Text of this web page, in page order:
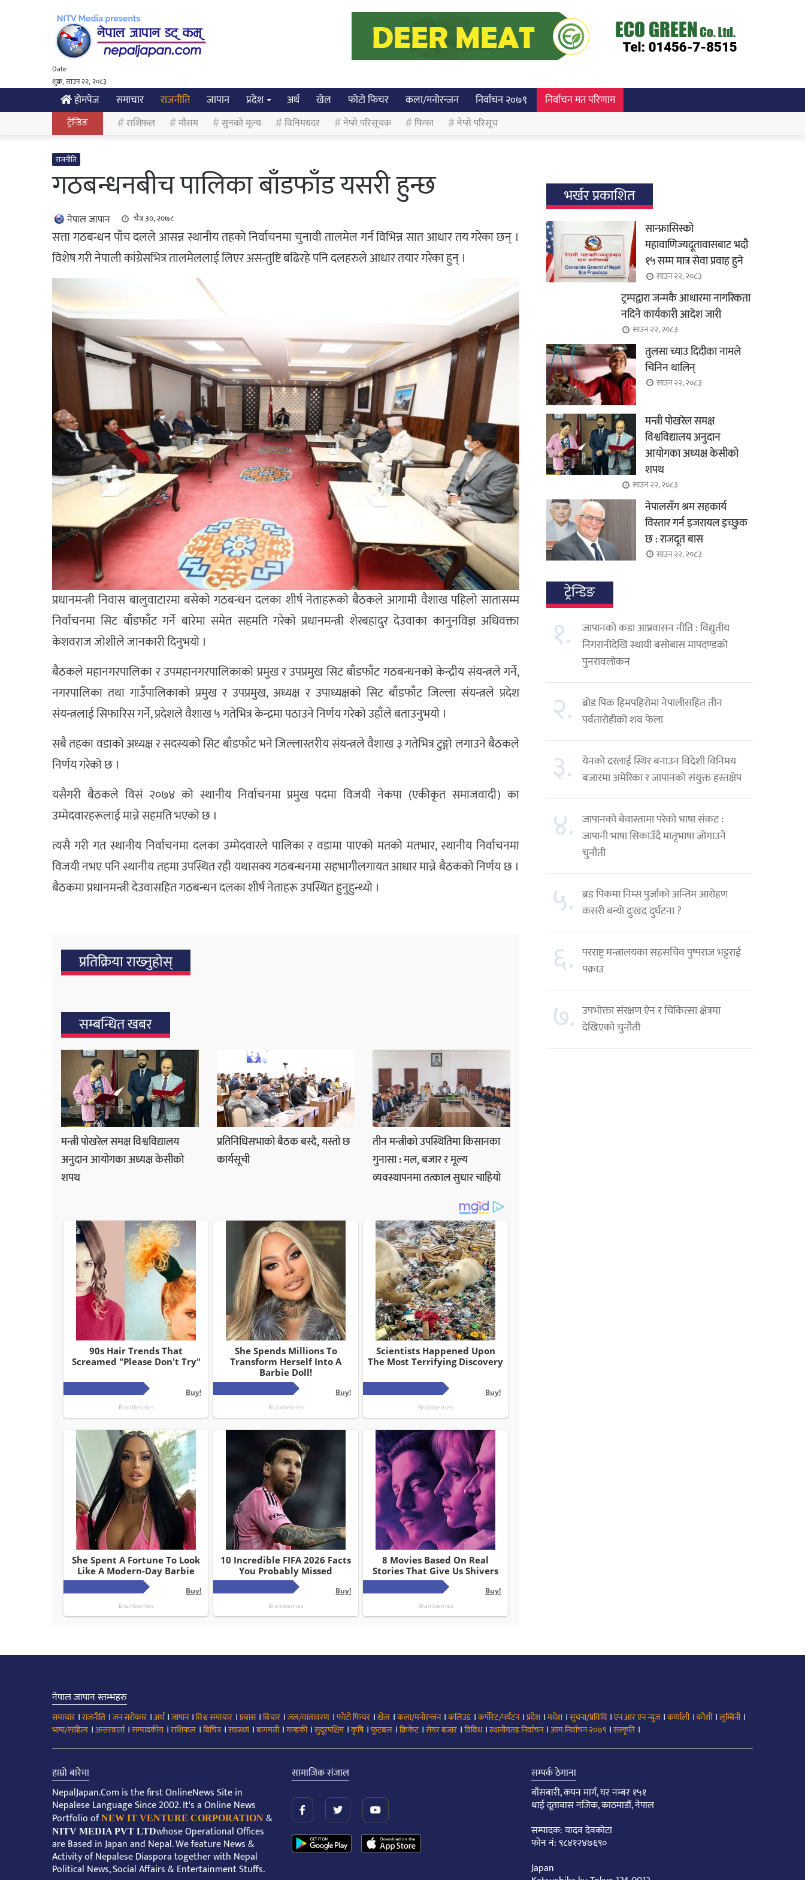
Date
शुक्र, साउन २२, २०८३
होमपेज समाचार राजनीति जापान प्रदेश अर्थ खेल फोटो फिचर कला/मनोरन्जन निर्वाचन २०७९ निर्वाचन मत परिणाम
ट्रेन्डिङ राशिफल मौसम सुनको मूल्य विनिमयदर नेप्से परिसूचक फिफा नेप्से परिसूच
राजनीति
गठबन्धनबीच पालिका बाँडफाँड यसरी हुन्छ
नेपाल जापान चैत्र ३०, २०७८
सत्ता गठबन्धन पाँच दलले आसन्न स्थानीय तहको निर्वाचनमा चुनावी तालमेल गर्न विभिन्न सात आधार तय गरेका छन् ।
विशेष गरी नेपाली कांग्रेसभित्र तालमेललाई लिएर असन्तुष्टि बढिरहे पनि दलहरुले आधार तयार गरेका हुन् ।
प्रधानमन्त्री निवास बालुवाटारमा बसेको गठबन्धन दलका शीर्ष नेताहरूको बैठकले आगामी वैशाख पहिलो सातासम्म
निर्वाचनमा सिट बाँडफाँट गर्ने बारेमा समेत सहमति गरेको प्रधानमन्त्री शेरबहादुर देउवाका कानुनविज्ञ अधिवक्ता
केशवराज जोशीले जानकारी दिनुभयो ।
बैठकले महानगरपालिका र उपमहानगरपालिकाको प्रमुख र उपप्रमुख सिट बाँडफाँट गठबन्धनको केन्द्रीय संयन्त्रले गर्ने,
नगरपालिका तथा गाउँपालिकाको प्रमुख र उपप्रमुख, अध्यक्ष र उपाध्यक्षको सिट बाँडफाँट जिल्ला संयन्त्रले प्रदेश
संयन्त्रलाई सिफारिस गर्ने, प्रदेशले वैशाख ५ गतेभित्र केन्द्रमा पठाउने निर्णय गरेको उहाँले बताउनुभयो ।
सबै तहका वडाको अध्यक्ष र सदस्यको सिट बाँडफाँट भने जिल्लास्तरीय संयन्त्रले वैशाख ३ गतेभित्र टुङ्गो लगाउने बैठकले
निर्णय गरेको छ ।
यसैगरी बैठकले विसं २०७४ को स्थानीय निर्वाचनमा प्रमुख पदमा विजयी नेकपा (एकीकृत समाजवादी) का
उम्मेदवारहरूलाई मान्ने सहमति भएको छ ।
त्यसै गरी गत स्थानीय निर्वाचनमा दलका उम्मेदवारले पालिका र वडामा पाएको मतको मतभार, स्थानीय निर्वाचनमा
विजयी नभए पनि स्थानीय तहमा उपस्थित रही यथासक्य गठबन्धनमा सहभागीलगायत आधार मान्ने बैठकको निर्णय छ ।
बैठकमा प्रधानमन्त्री देउवासहित गठबन्धन दलका शीर्ष नेताहरू उपस्थित हुनुहुन्थ्यो ।
प्रतिक्रिया राख्‍नुहोस्
सम्बन्धित खबर
मन्त्री पोखरेल समक्ष विश्वविद्यालय
अनुदान आयोगका अध्यक्ष केसीको
शपथ
प्रतिनिधिसभाको बैठक बस्दै, यस्तो छ
कार्यसूची
तीन मन्त्रीको उपस्थितिमा किसानका
गुनासा : मल, बजार र मूल्य
व्यवस्थापनमा तत्काल सुधार चाहियो
भर्खर प्रकाशित
सान्फ्रासिस्को
महावाणिज्यदूतावासबाट भदौ
१५ सम्म मात्र सेवा प्रवाह हुने
साउन २२, २०८३
ट्रम्पद्वारा जन्मकै आधारमा नागरिकता
नदिने कार्यकारी आदेश जारी
साउन २२, २०८३
तुलसा च्याउ दिदीका नामले
चिनिन थालिन्
साउन २२, २०८३
मन्त्री पोखरेल समक्ष
विश्वविद्यालय अनुदान
आयोगका अध्यक्ष केसीको
शपथ
साउन २२, २०८३
नेपालसँग श्रम सहकार्य
विस्तार गर्न इजरायल इच्छुक
छ : राजदूत बास
साउन २२, २०८३
ट्रेन्डिङ
१.
जापानको कडा आप्रवासन नीति : विद्युतीय
निगरानीदेखि स्थायी बसोबास मापदण्डको
पुनरावलोकन
२.
ब्रोड पिक हिमपहिरोमा नेपालीसहित तीन
पर्वतारोहीको शव फेला
३.
येनको दरलाई स्थिर बनाउन विदेशी विनिमय
बजारमा अमेरिका र जापानको संयुक्त हस्तक्षेप
४. जापानको बेवास्तामा परेको भाषा संकट :
जापानी भाषा सिकाउँदै मातृभाषा जोगाउने
चुनौती
५. ब्रड पिकमा निम्स पुर्जाको अन्तिम आरोहण
कसरी बन्यो दुःखद दुर्घटना ?
६. परराष्ट्र मन्त्रालयका सहसचिव पुष्पराज भट्टराई
पक्राउ
७. उपभोक्ता संरक्षण ऐन र चिकित्सा क्षेत्रमा
देखिएको चुनौती
नेपाल जापान स्तम्भहरु
समाचार ।राजनीति ।जन सरोकार ।अर्थ।जापान।विश्व समाचार ।प्रबास।बिचार ।जल/वातावरण ।फोटो फिचर ।खेल ।कला/मनोरन्जन।कलिउड।कर्पोरेट/पर्यटन।प्रदेश।मधेश।सूचना/प्रविधि।एन आर एन न्युज।कर्णाली।कोशी।लुम्बिनी।
भाषा/साहित्य ।अन्तरवार्ता।सम्पादकीय ।राशिफल ।बिचित्र।स्वास्थ्य ।बागमती।गण्डकी।सुदूरपश्चिम ।कृषि।फूटबल ।क्रिकेट।सेयर बजार ।विविध।स्थानीयतह निर्वाचन।आम निर्वाचन २०७९ ।संस्कृति ।
हाम्रो बारेमा
NepalJapan.Com is the first OnlineNews Site in
Nepalese Language Since 2002. It's a Online News
Portfolio ofNEW IT VENTURE CORPORATION &
NITV MEDIA PVT LTDwhose Operational Offices
are Based in Japan and Nepal. We feature News &
Activity of Nepalese Diaspora together with Nepal
Political News, Social Affairs & Entertainment Stuffs.
सामाजिक संजाल
सम्पर्क ठेगाना
बाँसबारी, कपन मार्ग, घर नम्बर १५१
थाई दूतावास नजिक, काठमाडौं, नेपाल
सम्पादक: यादव देवकोटा
फोन नं: ९८४१२४७६९०
Japan